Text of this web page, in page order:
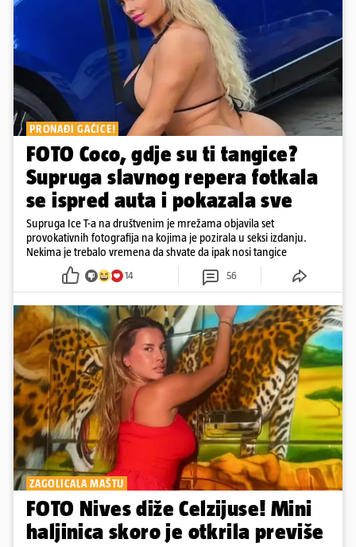
PRONAĐI GAĆICE!
FOTO Coco, gdje su ti tangice?
Supruga slavnog repera fotkala
se ispred auta i pokazala sve
Supruga Ice T-a na društvenim je mrežama objavila set
provokativnih fotografija na kojima je pozirala u seksi izdanju.
Nekima je trebalo vremena da shvate da ipak nosi tangice
14 56
ZAGOLICALA MAŠTU
FOTO Nives diže Celzijuse! Mini
haljinica skoro je otkrila previše